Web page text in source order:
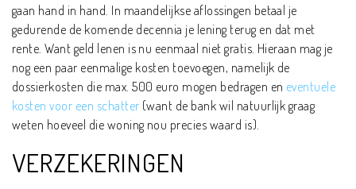
gaan hand in hand. In maandelijkse aflossingen betaal je
gedurende de komende decennia je lening terug en dat met
rente. Want geld lenen is nu eenmaal niet gratis. Hieraan mag je
nog een paar eenmalige kosten toevoegen, namelijk de
dossierkosten die max. 500 euro mogen bedragen en eventuele
kosten voor een schatter (want de bank wil natuurlijk graag
weten hoeveel die woning nou precies waard is).
VERZEKERINGEN